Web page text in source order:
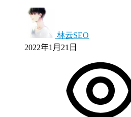
林云SEO
2022年1月21日